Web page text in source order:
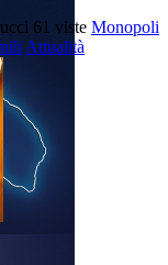
61 viste Monopoli
Attualità